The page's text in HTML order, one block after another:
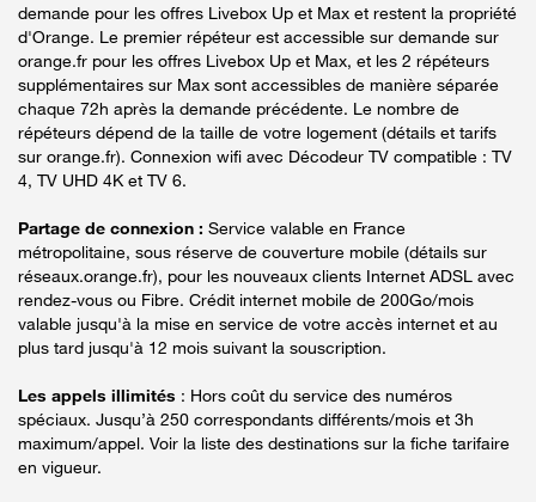
demande pour les offres Livebox Up et Max et restent la propriété
d'Orange. Le premier répéteur est accessible sur demande sur
orange.fr pour les offres Livebox Up et Max, et les 2 répéteurs
supplémentaires sur Max sont accessibles de manière séparée
chaque 72h après la demande précédente. Le nombre de
répéteurs dépend de la taille de votre logement (détails et tarifs
sur orange.fr). Connexion wifi avec Décodeur TV compatible : TV
4, TV UHD 4K et TV 6.
Partage de connexion : Service valable en France
métropolitaine, sous réserve de couverture mobile (détails sur
réseaux.orange.fr), pour les nouveaux clients Internet ADSL avec
rendez-vous ou Fibre. Crédit internet mobile de 200Go/mois
valable jusqu'à la mise en service de votre accès internet et au
plus tard jusqu'à 12 mois suivant la souscription.
Les appels illimités : Hors coût du service des numéros
spéciaux. Jusqu’à 250 correspondants différents/mois et 3h
maximum/appel. Voir la liste des destinations sur la fiche tarifaire
en vigueur.